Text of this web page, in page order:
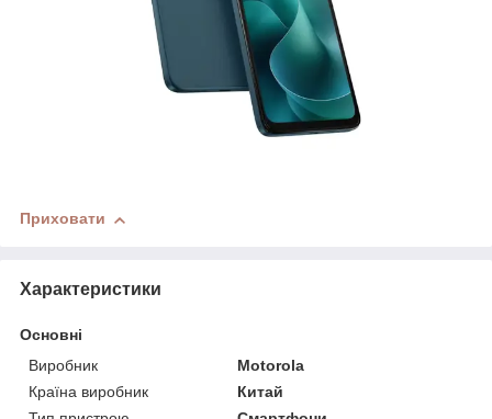
Приховати
Характеристики
Основні
Виробник
Motorola
Країна виробник
Китай